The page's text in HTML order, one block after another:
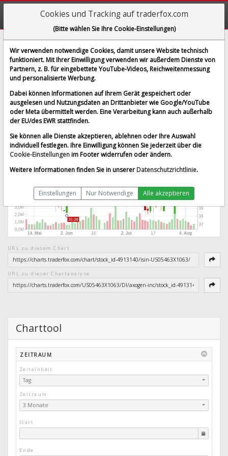
AxoGen Inc.
[AXGN | WKN A1JMHK | ISIN US05463X1063]
46,115 $ -0,68 %
Echtzeit-Aktienkurs vom 10.08.2026 um 07:11 Uhr
Echtzeit USD Splitbereinigt
URL zu diesem Chart
URL zu dieser Chartanalyse
Charttool
ZEITRAUM
Zeiteinheit
Tag
Zeitraum
3 Monate
Start
Ende
Cookies und Tracking auf traderfox.com
(Bitte wählen Sie Ihre Cookie-Einstellungen)
Wir verwenden notwendige Cookies, damit unsere Website technisch
funktioniert. Mit Ihrer Einwilligung verwenden wir außerdem Dienste von
Partnern, z. B. für eingebettete YouTube-Videos, Reichweitenmessung
und personalisierte Werbung.
Dabei können Informationen auf Ihrem Gerät gespeichert oder
ausgelesen und Nutzungsdaten an Drittanbieter wie Google/YouTube
oder Meta übermittelt werden. Eine Verarbeitung kann auch außerhalb
der EU/des EWR stattfinden.
Sie können alle Dienste akzeptieren, ablehnen oder Ihre Auswahl
individuell festlegen. Ihre Einwilligung können Sie jederzeit über die
Cookie-Einstellungenim Footer widerrufen oder ändern.
Weitere Informationen finden Sie in unserer Datenschutzrichtlinie.
Einstellungen Nur Notwendige Alle akzeptieren